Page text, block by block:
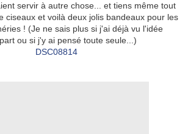
servir à autre chose... et tiens même tout
ciseaux et voilà deux jolis bandeaux pour les
! (Je ne sais plus si j'ai déjà vu l'idée
ou si j'y ai pensé toute seule...)